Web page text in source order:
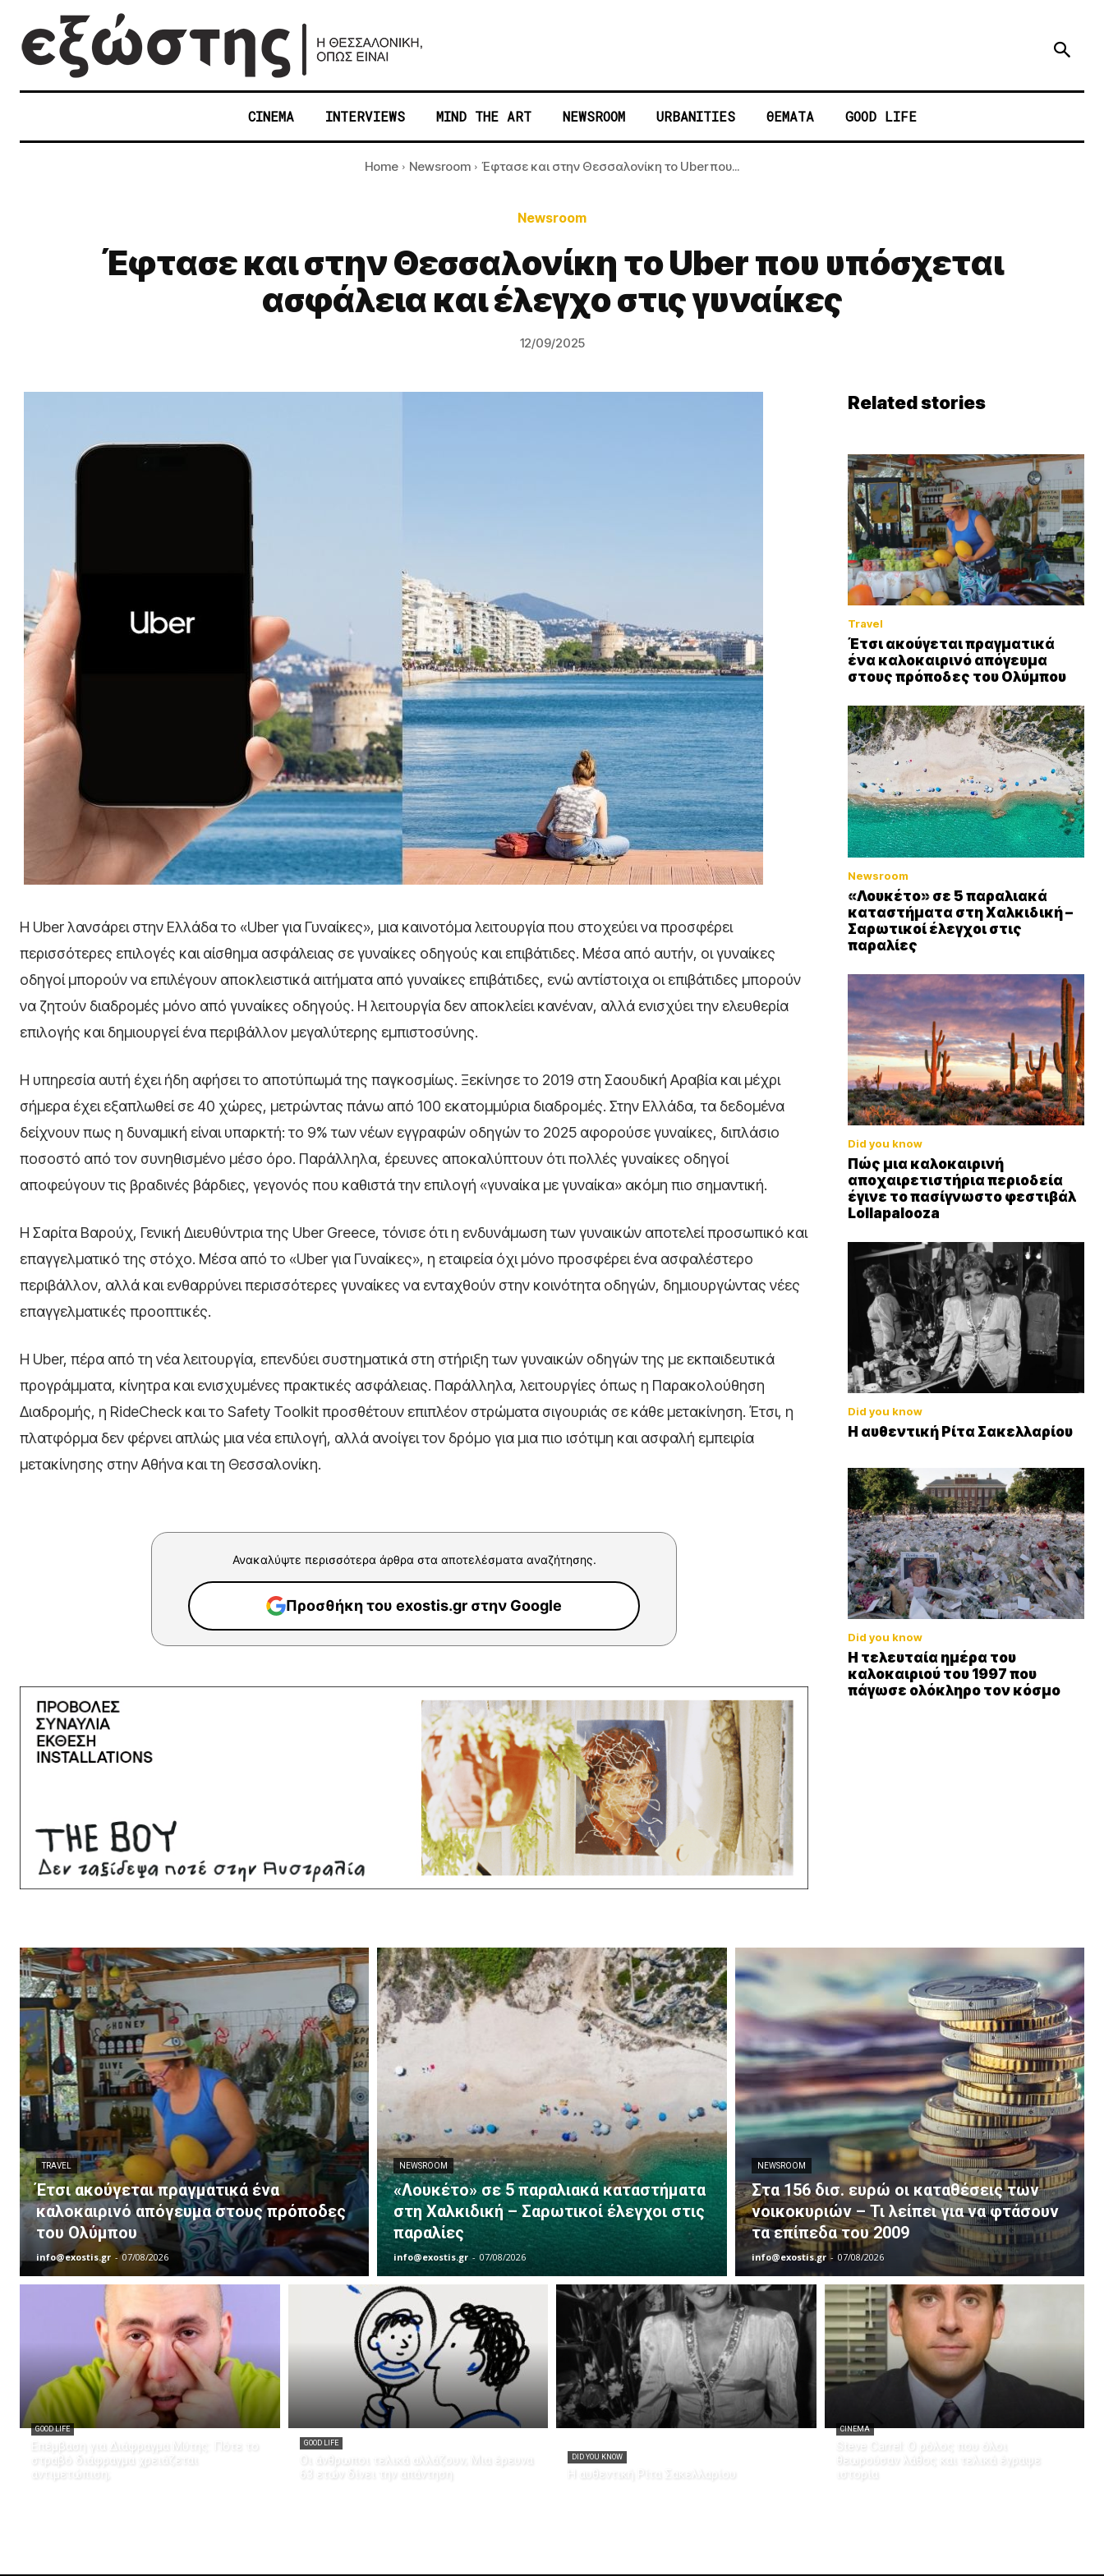
CINEMA INTERVIEWS MIND THE ART NEWSROOM URBANITIES ΘΕΜΑΤΑ GOOD LIFE
Home Newsroom Έφτασε και στην Θεσσαλονίκη το Uber που...
Newsroom
Έφτασε και στην Θεσσαλονίκη το Uber που υπόσχεται
ασφάλεια και έλεγχο στις γυναίκες
12/09/2025
Η Uber λανσάρει στην Ελλάδα το «Uber για Γυναίκες», μια καινοτόμα λειτουργία που στοχεύει να προσφέρει
περισσότερες επιλογές και αίσθημα ασφάλειας σε γυναίκες οδηγούς και επιβάτιδες. Μέσα από αυτήν, οι γυναίκες
οδηγοί μπορούν να επιλέγουν αποκλειστικά αιτήματα από γυναίκες επιβάτιδες, ενώ αντίστοιχα οι επιβάτιδες μπορούν
να ζητούν διαδρομές μόνο από γυναίκες οδηγούς. Η λειτουργία δεν αποκλείει κανέναν, αλλά ενισχύει την ελευθερία
επιλογής και δημιουργεί ένα περιβάλλον μεγαλύτερης εμπιστοσύνης.
Η υπηρεσία αυτή έχει ήδη αφήσει το αποτύπωμά της παγκοσμίως. Ξεκίνησε το 2019 στη Σαουδική Αραβία και μέχρι
σήμερα έχει εξαπλωθεί σε 40 χώρες, μετρώντας πάνω από 100 εκατομμύρια διαδρομές. Στην Ελλάδα, τα δεδομένα
δείχνουν πως η δυναμική είναι υπαρκτή: το 9% των νέων εγγραφών οδηγών το 2025 αφορούσε γυναίκες, διπλάσιο
ποσοστό από τον συνηθισμένο μέσο όρο. Παράλληλα, έρευνες αποκαλύπτουν ότι πολλές γυναίκες οδηγοί
αποφεύγουν τις βραδινές βάρδιες, γεγονός που καθιστά την επιλογή «γυναίκα με γυναίκα» ακόμη πιο σημαντική.
Η Σαρίτα Βαρούχ, Γενική Διευθύντρια της Uber Greece, τόνισε ότι η ενδυνάμωση των γυναικών αποτελεί προσωπικό και
επαγγελματικό της στόχο. Μέσα από το «Uber για Γυναίκες», η εταιρεία όχι μόνο προσφέρει ένα ασφαλέστερο
περιβάλλον, αλλά και ενθαρρύνει περισσότερες γυναίκες να ενταχθούν στην κοινότητα οδηγών, δημιουργώντας νέες
επαγγελματικές προοπτικές.
Η Uber, πέρα από τη νέα λειτουργία, επενδύει συστηματικά στη στήριξη των γυναικών οδηγών της με εκπαιδευτικά
προγράμματα, κίνητρα και ενισχυμένες πρακτικές ασφάλειας. Παράλληλα, λειτουργίες όπως η Παρακολούθηση
Διαδρομής, η RideCheck και το Safety Toolkit προσθέτουν επιπλέον στρώματα σιγουριάς σε κάθε μετακίνηση. Έτσι, η
πλατφόρμα δεν φέρνει απλώς μια νέα επιλογή, αλλά ανοίγει τον δρόμο για μια πιο ισότιμη και ασφαλή εμπειρία
μετακίνησης στην Αθήνα και τη Θεσσαλονίκη.
Ανακαλύψτε περισσότερα άρθρα στα αποτελέσματα αναζήτησης.
Προσθήκη του exostis.gr στην Google
Related stories
Travel
Έτσι ακούγεται πραγματικά
ένα καλοκαιρινό απόγευμα
στους πρόποδες του Ολύμπου
Newsroom
«Λουκέτο» σε 5 παραλιακά
καταστήματα στη Χαλκιδική –
Σαρωτικοί έλεγχοι στις
παραλίες
Did you know
Πώς μια καλοκαιρινή
αποχαιρετιστήρια περιοδεία
έγινε το πασίγνωστο φεστιβάλ
Lollapalooza
Did you know
Η αυθεντική Ρίτα Σακελλαρίου
Did you know
Η τελευταία ημέρα του
καλοκαιριού του 1997 που
πάγωσε ολόκληρο τον κόσμο
TRAVEL
Έτσι ακούγεται πραγματικά ένα
καλοκαιρινό απόγευμα στους πρόποδες
του Ολύμπου
info@exostis.gr - 07/08/2026
NEWSROOM
«Λουκέτο» σε 5 παραλιακά καταστήματα
στη Χαλκιδική – Σαρωτικοί έλεγχοι στις
παραλίες
info@exostis.gr - 07/08/2026
NEWSROOM
Στα 156 δισ. ευρώ οι καταθέσεις των
νοικοκυριών – Τι λείπει για να φτάσουν
τα επίπεδα του 2009
info@exostis.gr - 07/08/2026
GOOD LIFE
Επέμβαση για Διάφραγμα Μύτης: Πότε το
στραβό διάφραγμα χρειάζεται
αντιμετώπιση;
GOOD LIFE
Οι άνθρωποι τελικά αλλάζουν; Μια έρευνα
63 ετών δίνει την απάντηση
DID YOU KNOW
Η αυθεντική Ρίτα Σακελλαρίου
CINEMA
Steve Carrel: Ο ρόλος που όλοι
θεωρούσαν λάθος και τελικά έγραψε